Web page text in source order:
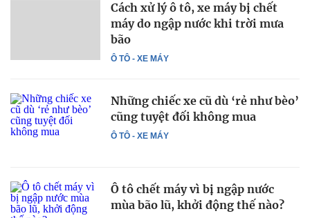
Ô TÔ - XE MÁY
Cách xử lý ô tô, xe máy bị chết
máy do ngập nước khi trời mưa
bão
Ô TÔ - XE MÁY
Những chiếc xe cũ dù ‘rẻ như bèo’
cũng tuyệt đối không mua
Ô tô chết máy vì bị ngập nước
mùa bão lũ, khởi động thế nào?